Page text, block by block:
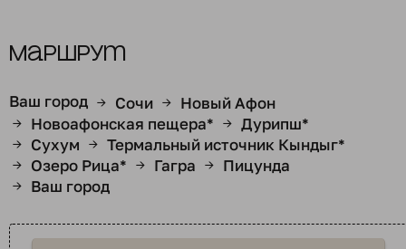
Маршрут
Ваш город → Сочи → Новый Афон
→ Новоафонская пещера* → Дурипш*
→ Сухум → Термальный источник Кындыг*
→ Озеро Рица* → Гагра → Пицунда
→ Ваш город